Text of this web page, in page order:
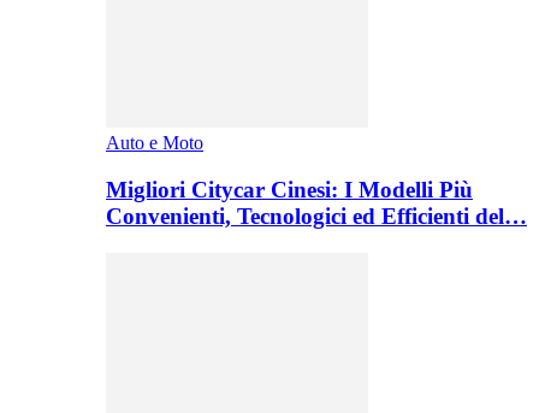
Auto e Moto
Migliori Citycar Cinesi: I Modelli Più
Convenienti, Tecnologici ed Efficienti del…